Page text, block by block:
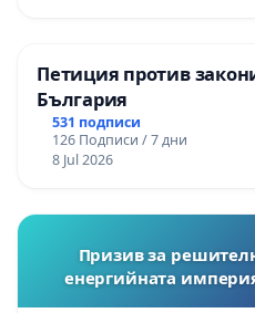
Петиция против
България
531 подписи
126 Подписи / 7 дни
8 Jul 2026
Призив за
енергийната